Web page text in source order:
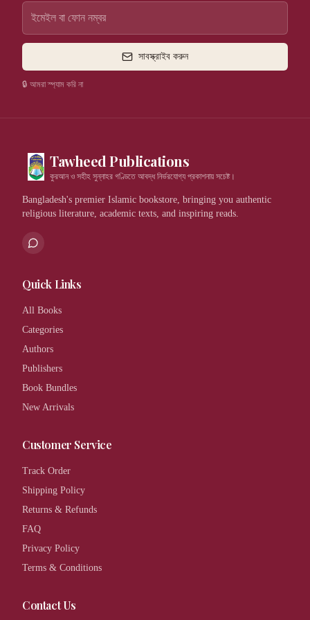
সাবস্ক্রাইব করুন
🔒 আমরা স্প্যাম করি না
Tawheed Publications
কুরআন ও সহীহ সুন্নাহর গণ্ডিতে আবদ্ধ নির্ভরযোগ্য প্রকাশনায় সচেষ্ট।
Bangladesh's premier Islamic bookstore, bringing you authentic
religious literature, academic texts, and inspiring reads.
Quick Links
All Books
Categories
Authors
Publishers
Book Bundles
New Arrivals
Customer Service
Track Order
Shipping Policy
Returns & Refunds
FAQ
Privacy Policy
Terms & Conditions
Contact Us